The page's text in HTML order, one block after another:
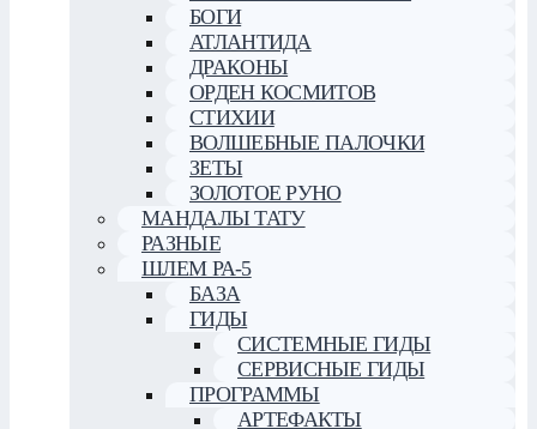
БОГИ
АТЛАНТИДА
ДРАКОНЫ
ОРДЕН КОСМИТОВ
СТИХИИ
ВОЛШЕБНЫЕ ПАЛОЧКИ
ЗЕТЫ
ЗОЛОТОЕ РУНО
МАНДАЛЫ ТАТУ
РАЗНЫЕ
ШЛЕМ РА-5
БАЗА
ГИДЫ
СИСТЕМНЫЕ ГИДЫ
СЕРВИСНЫЕ ГИДЫ
ПРОГРАММЫ
АРТЕФАКТЫ